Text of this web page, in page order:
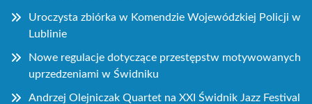
Uroczysta zbiórka w Komendzie Wojewódzkiej Policji w
Lublinie
Nowe regulacje dotyczące przestępstw motywowanych
uprzedzeniami w Świdniku
Andrzej Olejniczak Quartet na XXI Świdnik Jazz Festival